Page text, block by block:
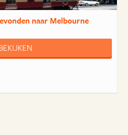
naar Melbourne